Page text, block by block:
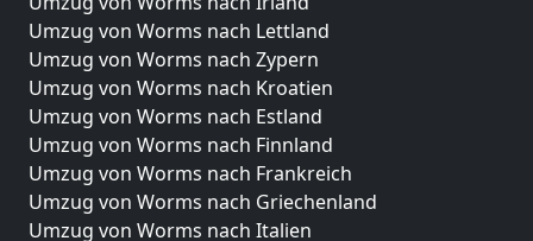
Umzug von Worms nach Lettland
Umzug von Worms nach Zypern
Umzug von Worms nach Kroatien
Umzug von Worms nach Estland
Umzug von Worms nach Finnland
Umzug von Worms nach Frankreich
Umzug von Worms nach Griechenland
Umzug von Worms nach Italien